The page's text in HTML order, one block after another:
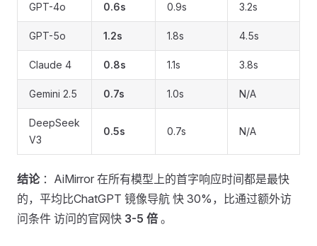
GPT-4o 0.6s 0.9s 3.2s
GPT-5o 1.2s 1.8s 4.5s
Claude 4 0.8s 1.1s 3.8s
Gemini 2.5 0.7s 1.0s N/A
DeepSeek
V3
0.5s 0.7s N/A
结论：AiMirror 在所有模型上的首字响应时间都是最快
的，平均比ChatGPT 镜像导航 快 30%，比通过额外访
问条件 访问的官网快 3-5 倍 。